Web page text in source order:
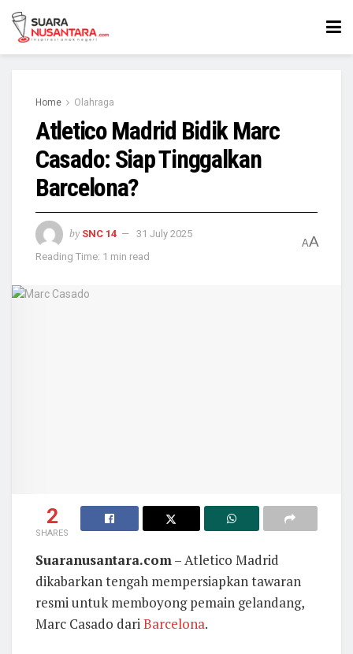
Home Olahraga
Atletico Madrid Bidik Marc
Casado: Siap Tinggalkan
Barcelona?
by SNC 14
31 July 2025
Reading Time: 1 min read
AA
2
SHARES
Suaranusantara.com – Atletico Madrid
dikabarkan tengah mempersiapkan tawaran
resmi untuk memboyong pemain gelandang,
Marc Casado dari Barcelona.